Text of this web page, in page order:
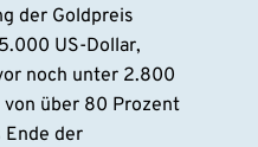
der Goldpreis
US-Dollar,
noch unter 2.800
über 80 Prozent
Ende der